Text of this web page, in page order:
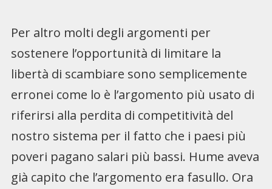
Per altro molti degli argomenti per
sostenere l’opportunità di limitare la
libertà di scambiare sono semplicemente
erronei come lo è l’argomento più usato di
riferirsi alla perdita di competitività del
nostro sistema per il fatto che i paesi più
poveri pagano salari più bassi. Hume aveva
già capito che l’argomento era fasullo. Ora